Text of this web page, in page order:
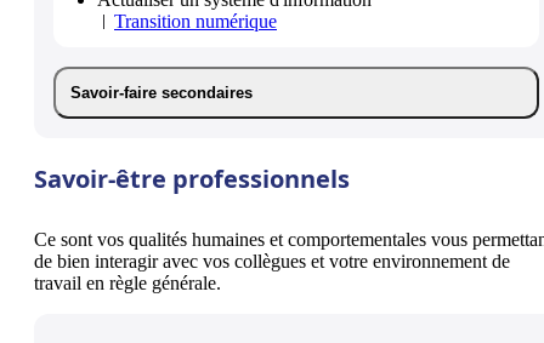
Transition numérique
Savoir-faire secondaires
Savoir-être professionnels
Ce sont vos qualités humaines et comportementales vous
de bien interagir avec vos collègues et votre environnement de
travail en règle générale.